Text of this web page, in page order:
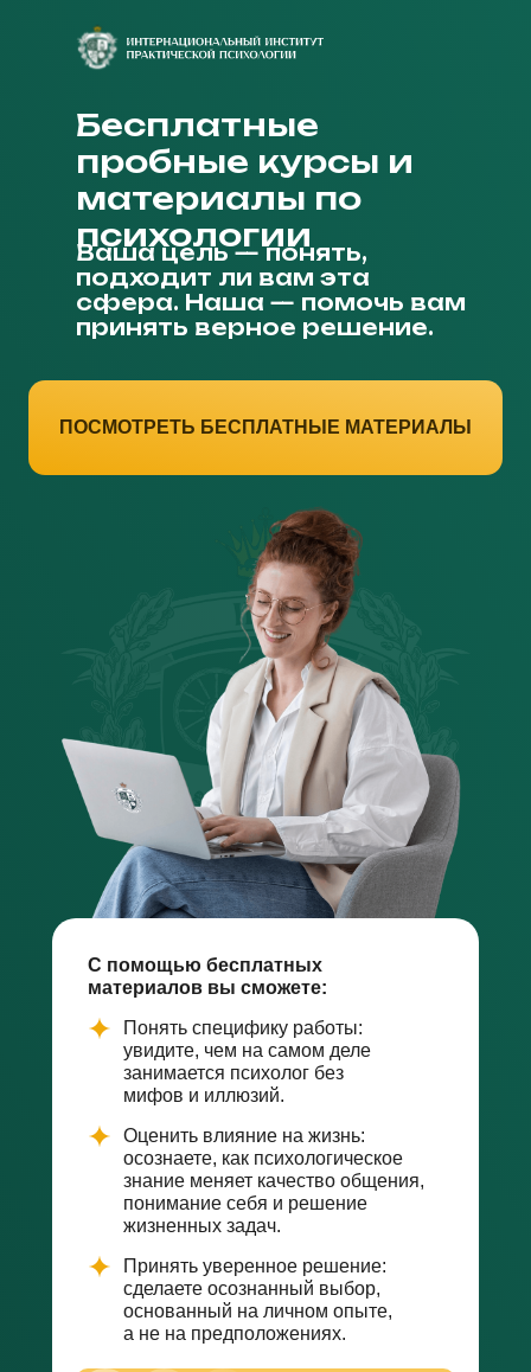
Бесплатные
пробные курсы и
материалы по
психологии
Ваша цель — понять,
подходит ли вам эта
сфера. Наша — помочь вам
принять верное решение.
С помощью бесплатных
материалов вы сможете:
Понять специфику работы:
увидите, чем на самом деле
занимается психолог без
мифов и иллюзий.
Оценить влияние на жизнь:
осознаете, как психологическое
знание меняет качество общения,
понимание себя и решение
жизненных задач.
Принять уверенное решение:
сделаете осознанный выбор,
основанный на личном опыте,
а не на предположениях.
ПОСМОТРЕТЬ БЕСПЛАТНЫЕ МАТЕРИАЛЫ